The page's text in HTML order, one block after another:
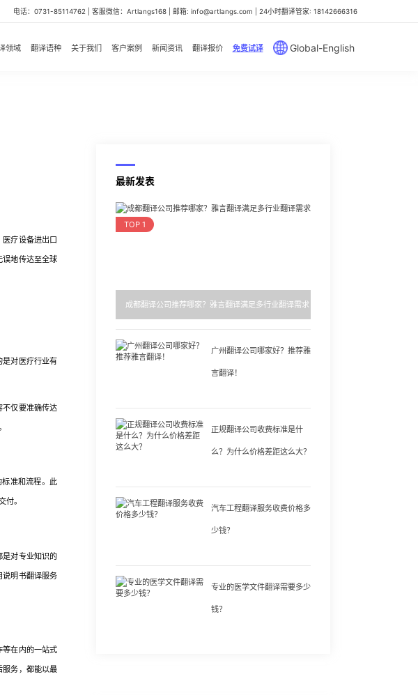
电话：0731-85114762 | 客服微信：Artlangs168 | 邮箱: info@artlangs.com | 24小时翻译管家: 18142666316
领域 翻译语种 关于我们 客户案例 新闻资讯 翻译报价 免费试译 Global-English
疗设备进出口
误地传达至全球
是对医疗行业有
不仅要准确传达
准和流程。此
。
是对专业知识的
说明书翻译服务
等在内的一站式
服务，都能以最
最新发表
TOP 1
成都翻译公司推荐哪家？雅言翻译满足多行业翻译需求
广州翻译公司哪家好？推荐雅
言翻译！
正规翻译公司收费标准是什
么？为什么价格差距这么大？
汽车工程翻译服务收费价格多
少钱？
专业的医学文件翻译需要多少
钱？